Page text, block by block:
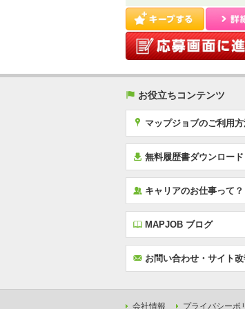
( お役立ちコンテンツ
x マップジョブのご利用
í 無料履歴書ダウンロード
‰ キャリアのお仕事って？
E MAPJOB ブログ
F お問い合わせ・サイト
会社情報 プライバシーポ